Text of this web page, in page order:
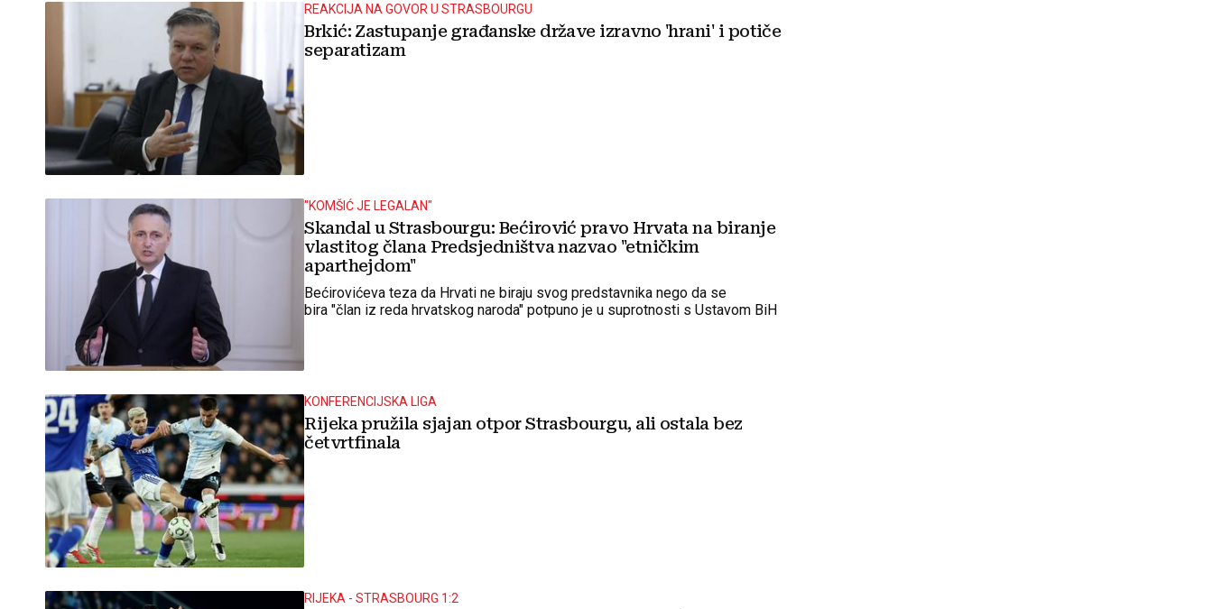
REAKCIJA NA GOVOR U STRASBOURGU
Brkić: Zastupanje građanske države izravno 'hrani' i potiče
separatizam
"KOMŠIĆ JE LEGALAN"
Skandal u Strasbourgu: Bećirović pravo Hrvata na biranje
vlastitog člana Predsjedništva nazvao "etničkim
aparthejdom"
Bećirovićeva teza da Hrvati ne biraju svog predstavnika nego da se
bira "član iz reda hrvatskog naroda" potpuno je u suprotnosti s Ustavom BiH
KONFERENCIJSKA LIGA
Rijeka pružila sjajan otpor Strasbourgu, ali ostala bez
četvrtfinala
RIJEKA - STRASBOURG 1:2